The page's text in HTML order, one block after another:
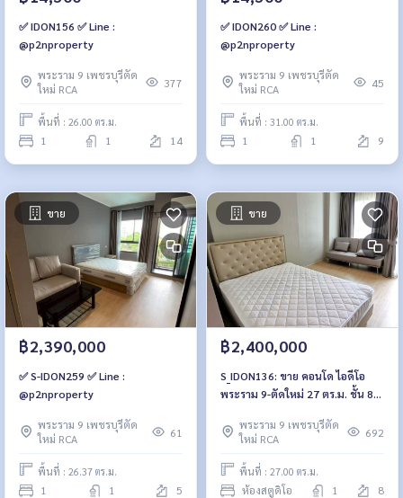
✅ IDON156 ✅ Line :
@p2nproperty
พระราม 9 เพชรบุรีตัด
ใหม่ RCA
377
พื้นที่ : 26.00 ตร.ม.
1 1 14
✅ IDON260 ✅ Line :
@p2nproperty
พระราม 9 เพชรบุรีตัด
ใหม่ RCA
45
พื้นที่ : 31.00 ตร.ม.
1 1 9
ขาย
฿2,390,000
✅ S-IDON259 ✅ Line :
@p2nproperty
พระราม 9 เพชรบุรีตัด
ใหม่ RCA
61
พื้นที่ : 26.37 ตร.ม.
1 1 5
ขาย
฿2,400,000
S_IDON136: ขาย คอนโด ไอดีโอ
พระราม 9-ตัดใหม่ 27 ตร.ม. ชั้น 8
พระราม 9 เพชรบุรีตัด
ใหม่ RCA
692
พื้นที่ : 27.00 ตร.ม.
ห้องสตูดิโอ 1 8